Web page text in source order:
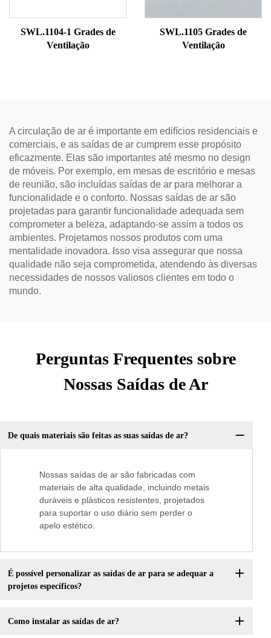
SWL.1104-1 Grades de
Ventilação
SWL.1105 Grades de
Ventilação
A circulação de ar é importante em edifícios residenciais e
comerciais, e as saídas de ar cumprem esse propósito
eficazmente. Elas são importantes até mesmo no design
de móveis. Por exemplo, em mesas de escritório e mesas
de reunião, são incluídas saídas de ar para melhorar a
funcionalidade e o conforto. Nossas saídas de ar são
projetadas para garantir funcionalidade adequada sem
comprometer a beleza, adaptando-se assim a todos os
ambientes. Projetamos nossos produtos com uma
mentalidade inovadora. Isso visa assegurar que nossa
qualidade não seja comprometida, atendendo às diversas
necessidades de nossos valiosos clientes em todo o
mundo.
Perguntas Frequentes sobre
Nossas Saídas de Ar
De quais materiais são feitas as suas saídas de ar?
Nossas saídas de ar são fabricadas com
materiais de alta qualidade, incluindo metais
duráveis e plásticos resistentes, projetados
para suportar o uso diário sem perder o
apelo estético.
É possível personalizar as saídas de ar para se adequar a
projetos específicos?
Como instalar as saídas de ar?